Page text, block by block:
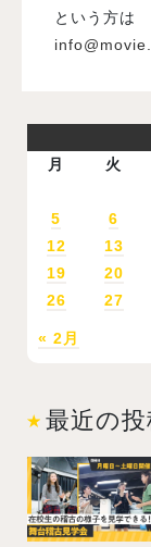
という方は
月
火
« 2月
5
6
12
13
19
20
26
27
最近の投